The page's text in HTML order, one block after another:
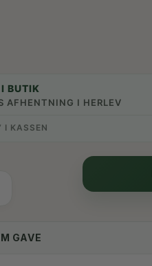
BUTIK
AFHENTNING I HERLEV
I KASSEN
GAVE